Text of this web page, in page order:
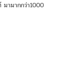
มามากกว่า1000